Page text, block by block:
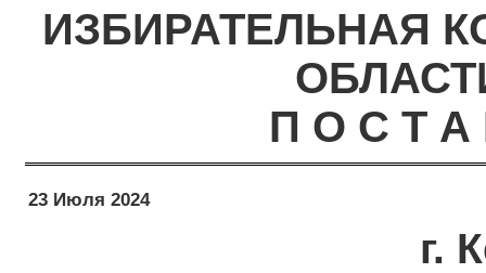
ИЗБИРАТЕЛЬНАЯ
П О С Т А
23 Июля 2024
г.